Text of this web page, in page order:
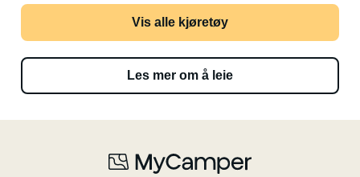
Vis alle kjøretøy
Les mer om å leie